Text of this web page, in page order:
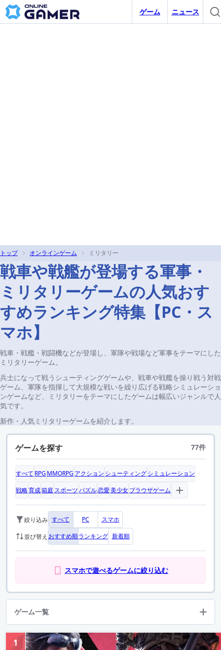
ゲーム ニュース
トップ オンラインゲーム ミリタリー
戦車や戦艦が登場する軍事・
ミリタリーゲームの人気おす
すめランキング特集【PC・ス
マホ】
戦車・戦艦・戦闘機などが登場し、軍隊や戦場など軍事をテーマにした
ミリタリーゲーム。
兵士になって戦うシューティングゲームや、戦車や戦艦を操り戦う対戦
ゲーム、軍隊を指揮して大規模な戦いを繰り広げる戦略シミュレーショ
ンゲームなど、ミリタリーをテーマにしたゲームは幅広いジャンルで人
気です。
新作・人気ミリタリーゲームを紹介します。
ゲームを探す 77件
すべて RPG MMORPG アクション シューティングシミュレーション
戦略育成箱庭 スポーツパズル恋愛美少女ブラウザゲーム
絞り込み すべて PC スマホ
並び替え おすすめ順ランキング 新着順
スマホで遊べるゲームに絞り込む
ゲーム一覧
1